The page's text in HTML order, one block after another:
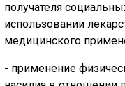
получателя
использовании
медицинского
- применение